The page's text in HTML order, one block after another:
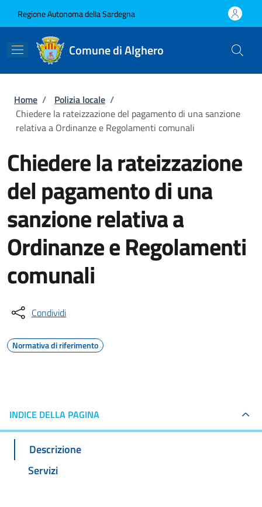
Regione Autonoma della Sardegna
Comune di Alghero
Briciole di pane
Home / Polizia locale /
Chiedere la rateizzazione del pagamento di una sanzione
relativa a Ordinanze e Regolamenti comunali
Chiedere la rateizzazione
del pagamento di una
sanzione relativa a
Ordinanze e Regolamenti
comunali
Condividi
Normativa di riferimento
INDICE DELLA PAGINA
Descrizione
Servizi